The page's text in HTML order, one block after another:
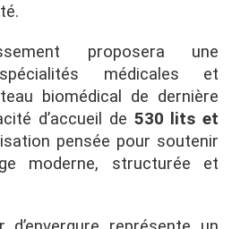
proposera une
médicales et
biomédical de dernière
d’accueil de 530 lits et
pensée pour soutenir
moderne, structurée et